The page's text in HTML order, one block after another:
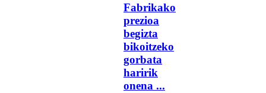
Fabrikako
prezioa
begizta
bikoitzeko
gorbata
haririk
onena ...